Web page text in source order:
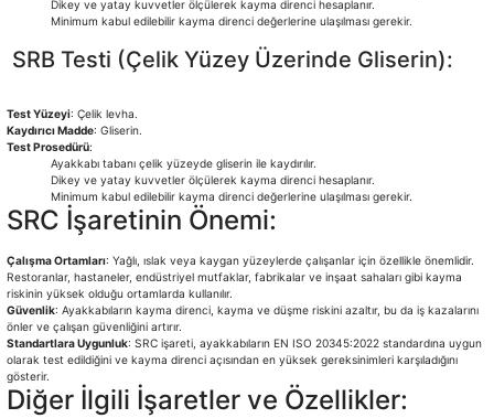
Dikey ve yatay kuvvetler ölçülerek kayma direnci hesaplanır.
Minimum kabul edilebilir kayma direnci değerlerine ulaşılması gerekir.
SRB Testi (Çelik Yüzey Üzerinde Gliserin):
Test Yüzeyi: Çelik levha.
Kaydırıcı Madde: Gliserin.
Test Prosedürü:
Ayakkabı tabanı çelik yüzeyde gliserin ile kaydırılır.
Dikey ve yatay kuvvetler ölçülerek kayma direnci hesaplanır.
Minimum kabul edilebilir kayma direnci değerlerine ulaşılması gerekir.
SRC İşaretinin Önemi:
Çalışma Ortamları: Yağlı, ıslak veya kaygan yüzeylerde çalışanlar için özellikle önemlidir.
Restoranlar, hastaneler, endüstriyel mutfaklar, fabrikalar ve inşaat sahaları gibi kayma
riskinin yüksek olduğu ortamlarda kullanılır.
Güvenlik: Ayakkabıların kayma direnci, kayma ve düşme riskini azaltır, bu da iş kazalarını
önler ve çalışan güvenliğini artırır.
Standartlara Uygunluk: SRC işareti, ayakkabıların EN ISO 20345:2022 standardına uygun
olarak test edildiğini ve kayma direnci açısından en yüksek gereksinimleri karşıladığını
gösterir.
Diğer İlgili İşaretler ve Özellikler: